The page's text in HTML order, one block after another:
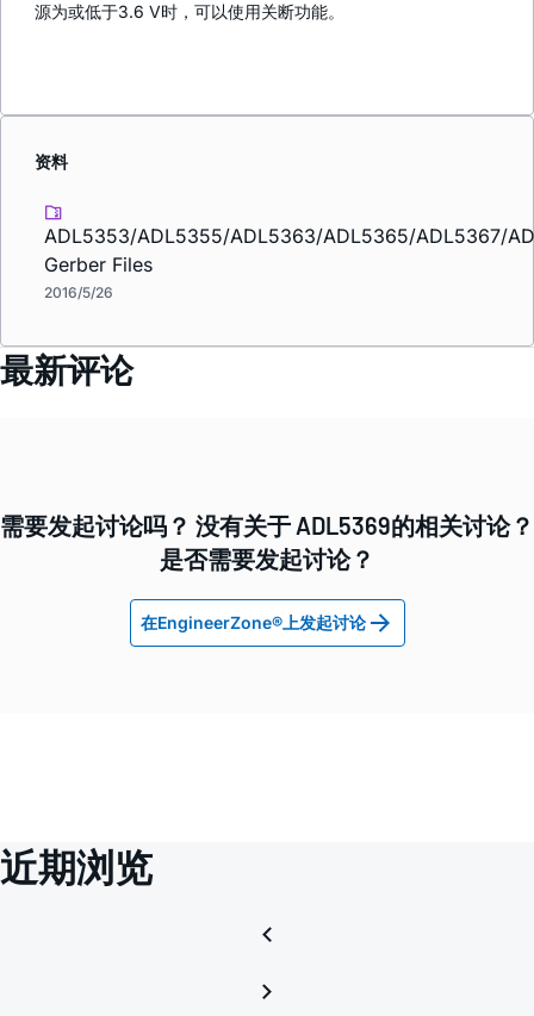
源为或低于3.6 V时，可以使用关断功能。
资料
ADL5353/ADL5355/ADL5363/ADL5365/ADL5367/
Gerber Files
2016/5/26
最新评论
需要发起讨论吗？ 没有关于 ADL5369的相关讨论？
是否需要发起讨论？
在EngineerZone®上发起讨论
近期浏览